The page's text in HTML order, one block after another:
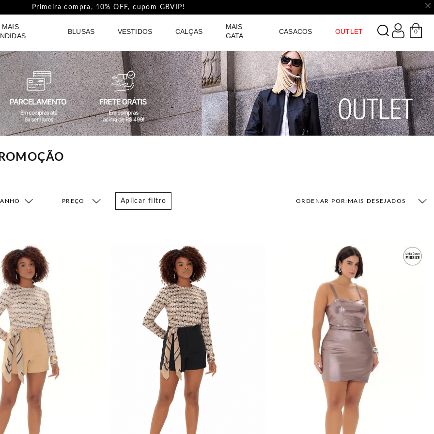
Pague com PIX e ganhe 5%Off na Coleção Outline!
MAIS
BLUSAS VESTIDOS CALÇAS
MAIS
GATA
CASACOS OUTLET 0
Aplicar filtro ORDENAR POR: MAIS DESEJADOS